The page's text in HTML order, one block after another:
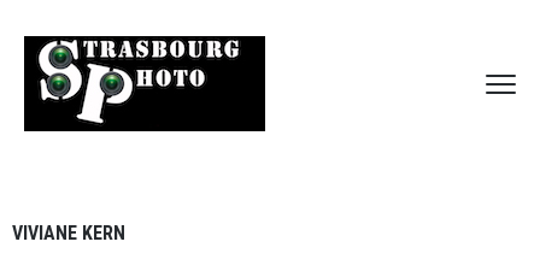
VIVIANE KERN